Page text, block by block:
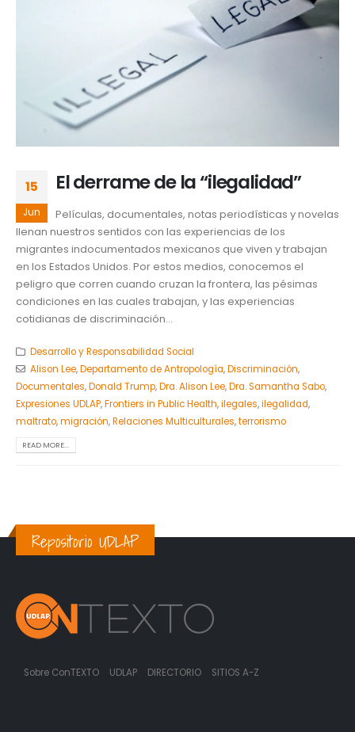
15
Jun
El derrame de la “ilegalidad”
Películas, documentales, notas periodísticas y novelas
llenan nuestros sentidos con las experiencias de los
migrantes indocumentados mexicanos que viven y trabajan
en los Estados Unidos. Por estos medios, conocemos el
peligro que corren cuando cruzan la frontera, las pésimas
condiciones en las cuales trabajan, y las experiencias
cotidianas de discriminación...
Desarrollo y Responsabilidad Social
Alison Lee,Departamento de Antropología,Discriminación,
Documentales,Donald Trump,Dra. Alison Lee,Dra. Samantha Sabo,
Expresiones UDLAP,Frontiers in Public Health,ilegales,ilegalidad,
maltrato,migración,Relaciones Multiculturales,terrorismo
READ MORE...
Repositorio UDLAP
Sobre ConTEXTO UDLAP DIRECTORIO SITIOS A-Z